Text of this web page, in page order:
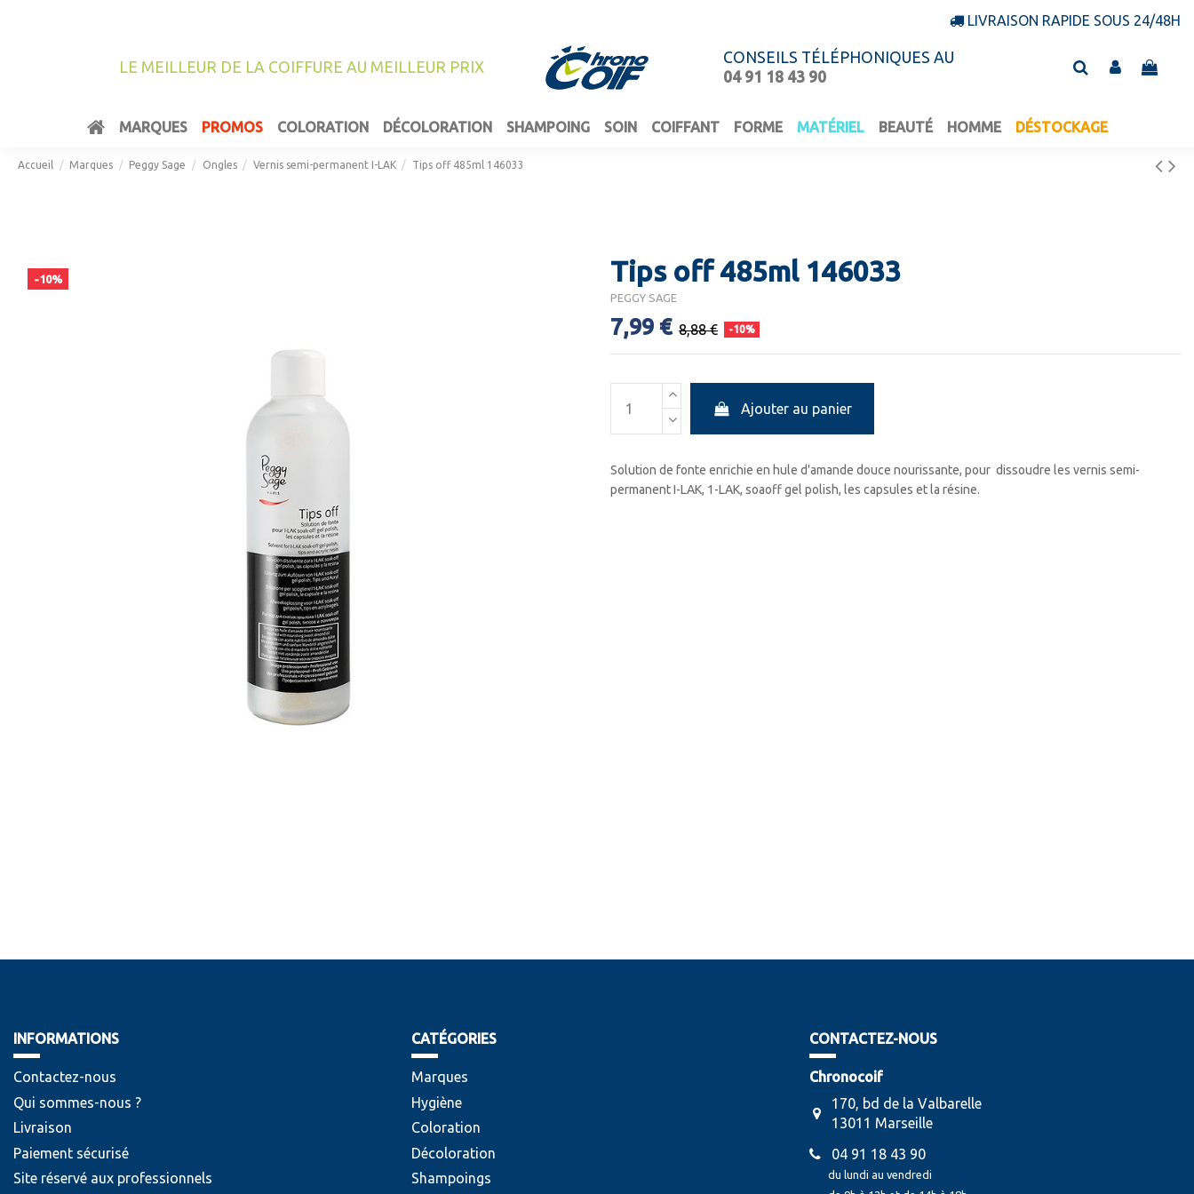
LIVRAISON RAPIDE SOUS 24/48H
LE MEILLEUR DE LA COIFFURE AU MEILLEUR PRIX
CONSEILS TÉLÉPHONIQUES AU
04 91 18 43 90
MARQUES PROMOS COLORATION DÉCOLORATION SHAMPOING SOIN COIFFANT FORME MATÉRIEL BEAUTÉ HOMME DÉSTOCKAGE
Accueil Marques Peggy Sage Ongles Vernis semi-permanent I-LAK Tips off 485ml 146033
-10% Tips off 485ml 146033
PEGGY SAGE
7,99 € 8,88 € -10%
Ajouter au panier
Solution de fonte enrichie en hule d'amande douce nourissante, pour dissoudre les vernis semi-
permanentI-LAK, 1-LAK, soaoffgel polish, les capsules et la résine.
INFORMATIONS
Contactez-nous
Qui sommes-nous ?
Livraison
Paiement sécurisé
Site réservé aux professionnels
CATÉGORIES
Marques
Hygiène
Coloration
Décoloration
Shampoings
CONTACTEZ-NOUS
Chronocoif
170, bd de la Valbarelle
13011 Marseille
04 91 18 43 90
du lundi au vendredi